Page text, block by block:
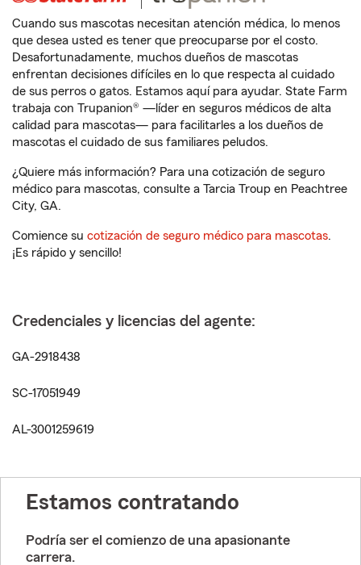
Cuando sus mascotas necesitan atención médica, lo menos
que desea usted es tener que preocuparse por el costo.
Desafortunadamente, muchos dueños de mascotas
enfrentan decisiones difíciles en lo que respecta al cuidado
de sus perros o gatos. Estamos aquí para ayudar. State Farm
trabaja con Trupanion® —líder en seguros médicos de alta
calidad para mascotas— para facilitarles a los dueños de
mascotas el cuidado de sus familiares peludos.
¿Quiere más información? Para una cotización de seguro
médico para mascotas, consulte a Tarcia Troup en Peachtree
City, GA.
Comience su cotización de seguro médico para mascotas.
¡Es rápido y sencillo!
Credenciales y licencias del agente:
GA-2918438
SC-17051949
AL-3001259619
Estamos contratando
Podría ser el comienzo de una apasionante
carrera.